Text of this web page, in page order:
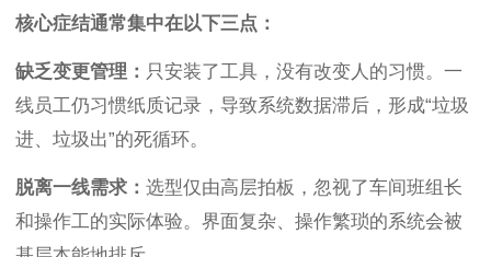
核心症结通常集中在以下三点：
缺乏变更管理： 只安装了工具，没有改变人的习惯。一
线员工仍习惯纸质记录，导致系统数据滞后，形成“垃圾
进、垃圾出”的死循环。
脱离一线需求： 选型仅由高层拍板，忽视了车间班组长
和操作工的实际体验。界面复杂、操作繁琐的系统会被